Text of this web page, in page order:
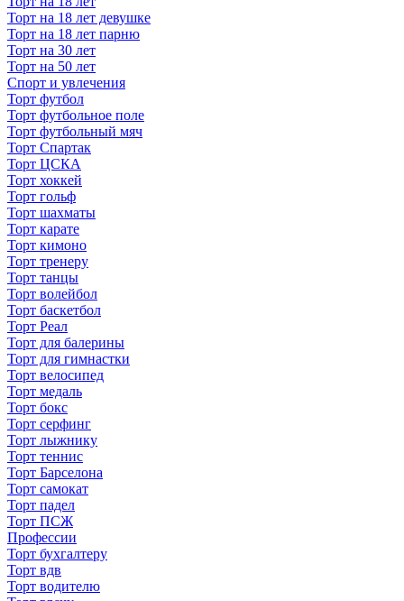
Торт на 18 лет девушке
Торт на 18 лет парню
Торт на 30 лет
Торт на 50 лет
Спорт и увлечения
Торт футбол
Торт футбольное поле
Торт футбольный мяч
Торт Спартак
Торт ЦСКА
Торт хоккей
Торт гольф
Торт шахматы
Торт карате
Торт кимоно
Торт тренеру
Торт танцы
Торт волейбол
Торт баскетбол
Торт Реал
Торт для балерины
Торт для гимнастки
Торт велосипед
Торт медаль
Торт бокс
Торт серфинг
Торт лыжнику
Торт теннис
Торт Барселона
Торт самокат
Торт падел
Торт ПСЖ
Профессии
Торт бухгалтеру
Торт вдв
Торт водителю